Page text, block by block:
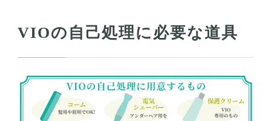
VIOの自己処理に必要な道具